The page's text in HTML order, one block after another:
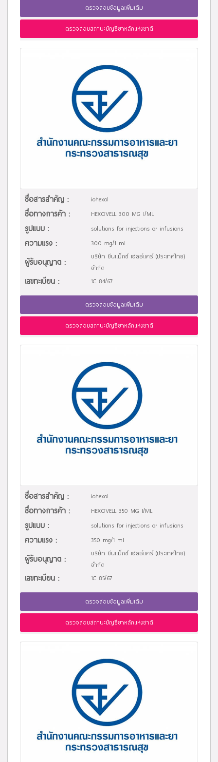
ตรวจสอบข้อมูลเพิ่มเติม
ตรวจสอบสถานะบัญชียาหลักแห่งชาติ
ชื่อสารสำคัญ : iohexol
ชื่อทางการค้า : HEXOVELL 300 MG I/ML
รูปแบบ : solutions for injections or infusions
ความแรง : 300 mg/1 ml
ผู้รับอนุญาต :
บริษัท ยีนแม็กซ์ เฮลธ์แคร์ (ประเทศไทย)
จำกัด
เลขทะเบียน : 1C 84/67
ตรวจสอบข้อมูลเพิ่มเติม
ตรวจสอบสถานะบัญชียาหลักแห่งชาติ
ชื่อสารสำคัญ : iohexol
ชื่อทางการค้า : HEXOVELL 350 MG I/ML
รูปแบบ : solutions for injections or infusions
ความแรง : 350 mg/1 ml
ผู้รับอนุญาต :
บริษัท ยีนแม็กซ์ เฮลธ์แคร์ (ประเทศไทย)
จำกัด
เลขทะเบียน : 1C 85/67
ตรวจสอบข้อมูลเพิ่มเติม
ตรวจสอบสถานะบัญชียาหลักแห่งชาติ